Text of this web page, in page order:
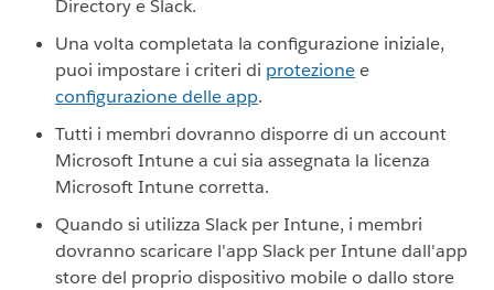
Directory e Slack.
Una volta completata la configurazione iniziale,
puoi impostare i criteri di protezionee
configurazione delle app.
Tutti i membri dovranno disporre di un account
Microsoft Intune a cui sia assegnata la licenza
Microsoft Intune corretta.
Quando si utilizza Slack per Intune, i membri
dovranno scaricare l'app Slack per Intune dall'app
store del proprio dispositivo mobile o dallo store